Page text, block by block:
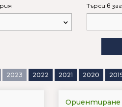
Търси в
2023 2022 2021 2020
Ориентиране